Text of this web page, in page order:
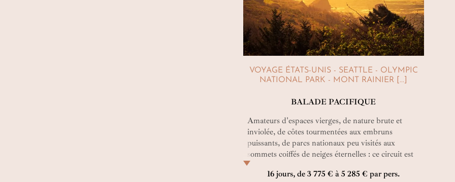
VOYAGE ÉTATS-UNIS - SEATTLE - OLYMPIC
NATIONAL PARK - MONT RAINIER [...]
BALADE PACIFIQUE
Amateurs d'espaces vierges, de nature brute et
inviolée, de côtes tourmentées aux embruns
puissants, de parcs nationaux peu visités aux
sommets coiffés de neiges éternelles : ce circuit est
le vôtre. Au volant d'une voiture de location ou
d'une Harley, vous allez vous éclater !
16 jours, de 3 775 € à 5 285 € par pers.